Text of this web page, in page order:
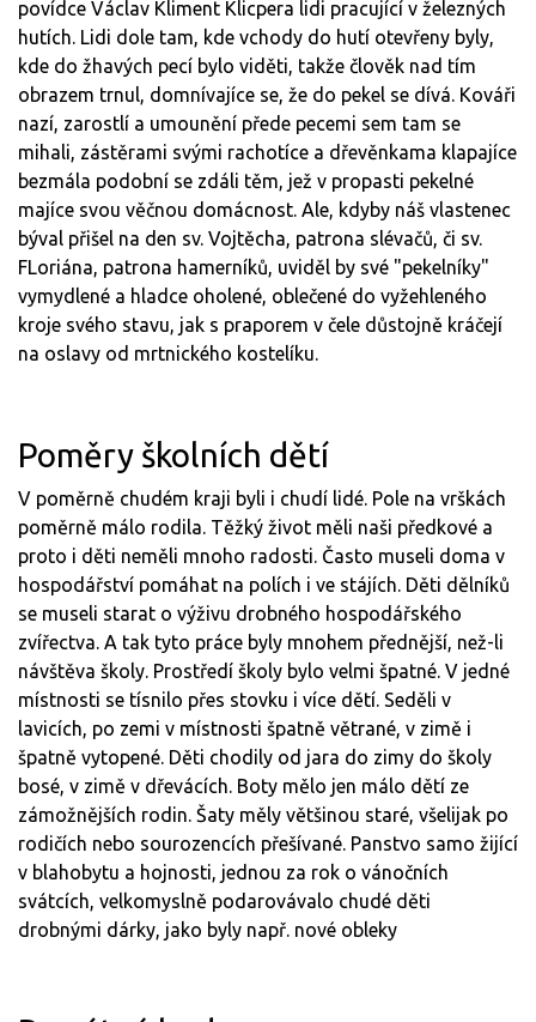
povídce Václav Kliment Klicpera lidi pracující v železných
hutích. Lidi dole tam, kde vchody do hutí otevřeny byly,
kde do žhavých pecí bylo viděti, takže člověk nad tím
obrazem trnul, domnívajíce se, že do pekel se dívá. Kováři
nazí, zarostlí a umounění přede pecemi sem tam se
mihali, zástěrami svými rachotíce a dřevěnkama klapajíce
bezmála podobní se zdáli těm, jež v propasti pekelné
majíce svou věčnou domácnost. Ale, kdyby náš vlastenec
býval přišel na den sv. Vojtěcha, patrona slévačů, či sv.
FLoriána, patrona hamerníků, uviděl by své "pekelníky"
vymydlené a hladce oholené, oblečené do vyžehleného
kroje svého stavu, jak s praporem v čele důstojně kráčejí
na oslavy od mrtnického kostelíku.
Poměry školních dětí
V poměrně chudém kraji byli i chudí lidé. Pole na vrškách
poměrně málo rodila. Těžký život měli naši předkové a
proto i děti neměli mnoho radosti. Často museli doma v
hospodářství pomáhat na polích i ve stájích. Děti dělníků
se museli starat o výživu drobného hospodářského
zvířectva. A tak tyto práce byly mnohem přednější, než-li
návštěva školy. Prostředí školy bylo velmi špatné. V jedné
místnosti se tísnilo přes stovku i více dětí. Seděli v
lavicích, po zemi v místnosti špatně větrané, v zimě i
špatně vytopené. Děti chodily od jara do zimy do školy
bosé, v zimě v dřevácích. Boty mělo jen málo dětí ze
zámožnějších rodin. Šaty měly většinou staré, všelijak po
rodičích nebo sourozencích přešívané. Panstvo samo žijící
v blahobytu a hojnosti, jednou za rok o vánočních
svátcích, velkomyslně podarovávalo chudé děti
drobnými dárky, jako byly např. nové obleky